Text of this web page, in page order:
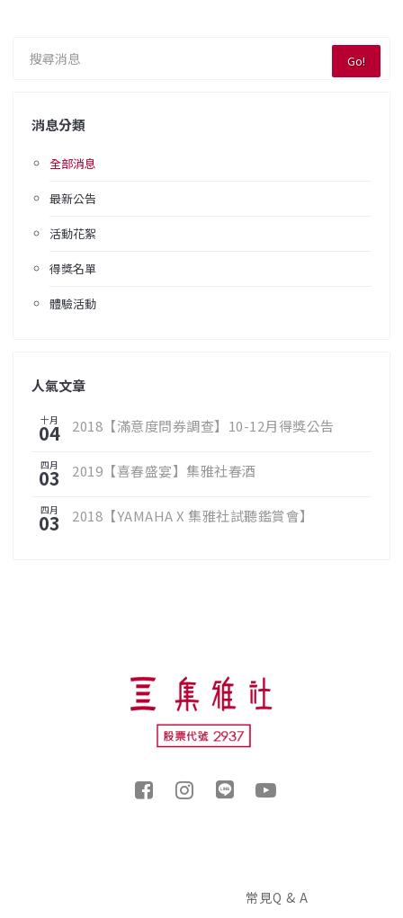
Go!
消息分類
全部消息
最新公告
活動花絮
得獎名單
體驗活動
人氣文章
十月
04 2018【滿意度問券調查】10-12月得獎公告
四月
03 2019【喜春盛宴】集雅社春酒
四月
03 2018【YAMAHA X 集雅社試聽鑑賞會】
常見Q & A